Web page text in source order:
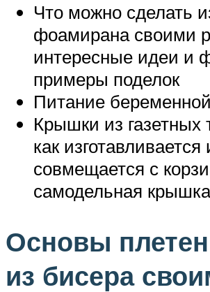
Что можно сделать
фоамирана своими
интересные идеи и
примеры поделок
Питание беременной
Крышки из газетных
как изготавливается
совмещается с
самодельная
Основы
из бисера